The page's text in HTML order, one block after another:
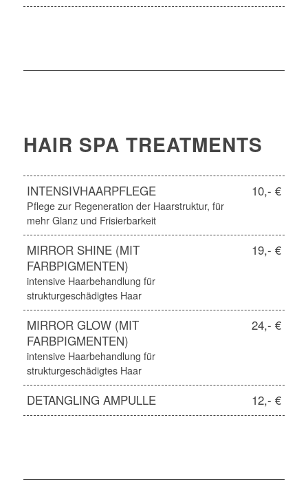
HAIR SPA TREATMENTS
INTENSIVHAARPFLEGE 10,- €
Pflege zur Regeneration der Haarstruktur, für
mehr Glanz und Frisierbarkeit
MIRROR SHINE (MIT
FARBPIGMENTEN)
19,- €
intensive Haarbehandlung für
strukturgeschädigtes Haar
MIRROR GLOW (MIT
FARBPIGMENTEN)
24,- €
intensive Haarbehandlung für
strukturgeschädigtes Haar
DETANGLING AMPULLE 12,- €